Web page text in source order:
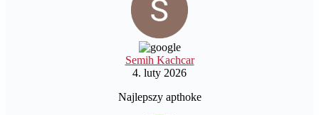
Semih Kachcar
4. luty 2026
Najlepszy apthoke